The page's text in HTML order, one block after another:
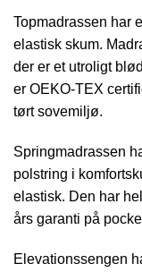
Topmadrassen har
elastisk skum.
der er et utroligt
er OEKO-TEX
tørt sovemiljø.
Springmadrassen
polstring i
elastisk. Den har
års garanti på
Elevationssengen